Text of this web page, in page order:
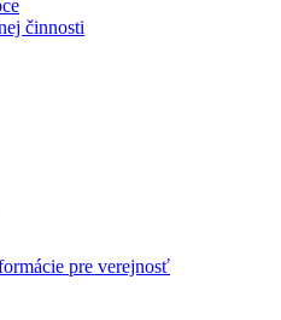
činnosti
pre verejnosť